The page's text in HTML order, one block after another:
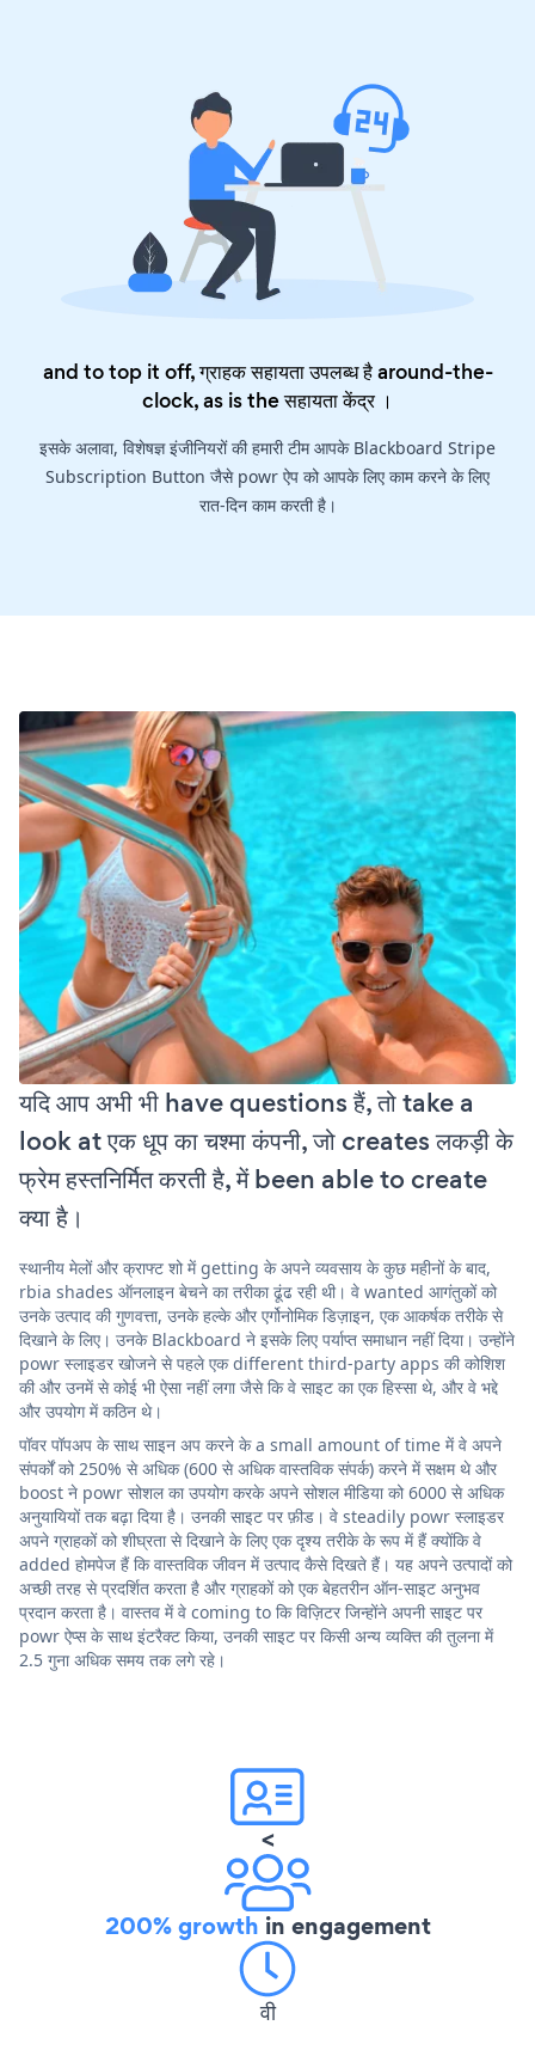
and to top it off, ग्राहक सहायता उपलब्ध है around-the-
clock, as is theसहायता केंद्र।
इसके अलावा, विशेषज्ञ इंजीनियरों की हमारी टीम आपके Blackboard Stripe
Subscription Button जैसे powr ऐप को आपके लिए काम करने के लिए
रात-दिन काम करती है।
यदि आप अभी भी have questions हैं, तो take a
look at एक धूप का चश्मा कंपनी, जो creates लकड़ी के
फ्रेम हस्तनिर्मित करती है, में been able to create
क्या है।
स्थानीय मेलों और क्राफ्ट शो में getting के अपने व्यवसाय के कुछ महीनों के बाद,
rbia shades ऑनलाइन बेचने का तरीका ढूंढ रही थी। वे wanted आगंतुकों को
उनके उत्पाद की गुणवत्ता, उनके हल्के और एर्गोनोमिक डिज़ाइन, एक आकर्षक तरीके से
दिखाने के लिए। उनके Blackboard ने इसके लिए पर्याप्त समाधान नहीं दिया। उन्होंने
powr स्लाइडर खोजने से पहले एक different third-party apps की कोशिश
की और उनमें से कोई भी ऐसा नहीं लगा जैसे कि वे साइट का एक हिस्सा थे, और वे भद्दे
और उपयोग में कठिन थे।
पॉवर पॉपअप के साथ साइन अप करने के a small amount of time में वे अपने
संपर्कों को 250% से अधिक (600 से अधिक वास्तविक संपर्क) करने में सक्षम थे और
boost ने powr सोशल का उपयोग करके अपने सोशल मीडिया को 6000 से अधिक
अनुयायियों तक बढ़ा दिया है। उनकी साइट पर फ़ीड। वे steadily powr स्लाइडर
अपने ग्राहकों को शीघ्रता से दिखाने के लिए एक दृश्य तरीके के रूप में हैं क्योंकि वे
added होमपेज हैं कि वास्तविक जीवन में उत्पाद कैसे दिखते हैं। यह अपने उत्पादों को
अच्छी तरह से प्रदर्शित करता है और ग्राहकों को एक बेहतरीन ऑन-साइट अनुभव
प्रदान करता है। वास्तव में वे coming to कि विज़िटर जिन्होंने अपनी साइट पर
powr ऐप्स के साथ इंटरैक्ट किया, उनकी साइट पर किसी अन्य व्यक्ति की तुलना में
2.5 गुना अधिक समय तक लगे रहे।
<
200% growth in engagement
वी